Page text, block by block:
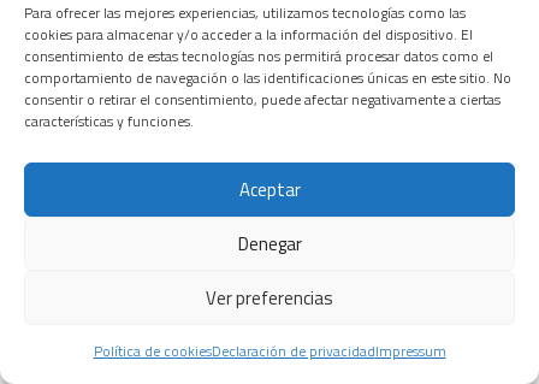
Para ofrecer las mejores experiencias, utilizamos tecnologías como las
cookies para almacenar y/o acceder a la información del dispositivo. El
consentimiento de estas tecnologías nos permitirá procesar datos como el
comportamiento de navegación o las identificaciones únicas en este sitio. No
consentir o retirar el consentimiento, puede afectar negativamente a ciertas
características y funciones.
Aceptar
Denegar
Ver preferencias
Política de cookiesDeclaración de privacidadImpressum